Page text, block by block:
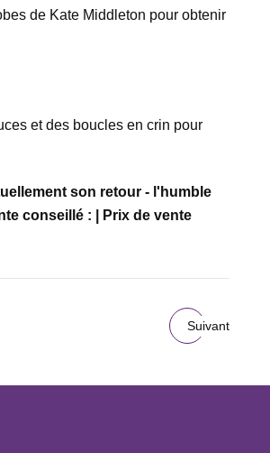
de Kate Middleton pour obtenir
et des boucles en crin pour
son retour - l'humble
conseillé : | Prix ​​de vente
Suivant